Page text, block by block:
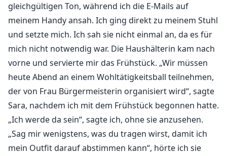
gleichgültigen Ton, während ich die E-Mails auf
meinem Handy ansah. Ich ging direkt zu meinem Stuhl
und setzte mich. Ich sah sie nicht einmal an, da es für
mich nicht notwendig war. Die Haushälterin kam nach
vorne und servierte mir das Frühstück. „Wir müssen
heute Abend an einem Wohltätigkeitsball teilnehmen,
der von Frau Bürgermeisterin organisiert wird“, sagte
Sara, nachdem ich mit dem Frühstück begonnen hatte.
„Ich werde da sein“, sagte ich, ohne sie anzusehen.
„Sag mir wenigstens, was du tragen wirst, damit ich
mein Outfit darauf abstimmen kann“, hörte ich sie